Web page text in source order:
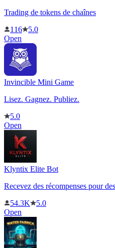
Trading de tokens de chaînes
116
5.0
Open
Invincible Mini Game
Lisez. Gagnez. Publiez.
5.0
Open
Klyntix Elite Bot
Recevez des récompenses pour
54.3K
5.0
Open